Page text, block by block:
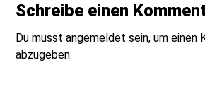
Schreibe einen
Du musstangemeldet sein, um einen
abzugeben.